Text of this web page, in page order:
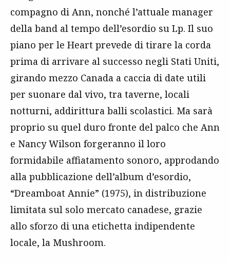
compagno di Ann, nonché l’attuale manager
della band al tempo dell’esordio su Lp. Il suo
piano per le Heart prevede di tirare la corda
prima di arrivare al successo negli Stati Uniti,
girando mezzo Canada a caccia di date utili
per suonare dal vivo, tra taverne, locali
notturni, addirittura balli scolastici. Ma sarà
proprio su quel duro fronte del palco che Ann
e Nancy Wilson forgeranno il loro
formidabile affiatamento sonoro, approdando
alla pubblicazione dell’album d’esordio,
“Dreamboat Annie” (1975), in distribuzione
limitata sul solo mercato canadese, grazie
allo sforzo di una etichetta indipendente
locale, la Mushroom.